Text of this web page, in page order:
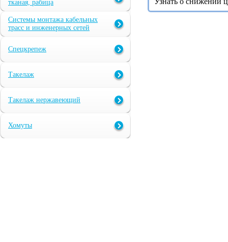
тканая, рабица
Системы монтажа кабельных
трасс и инженерных сетей
Спецкрепеж
Такелаж
Такелаж нержавеющий
Хомуты